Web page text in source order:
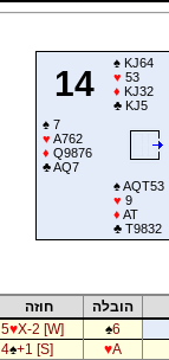
14
♠KJ64
♥ 53
♦ KJ32
♣KJ5
♠7
♥ A762
♦ Q9876
♣AQ7
♠AQT53
♥ 9
♦ AT
♣T9832
הובלה חוזה
♠6
5♥X-2 [W]
♥A
4♠+1 [S]